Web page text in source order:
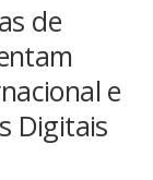
de
e
Digitais